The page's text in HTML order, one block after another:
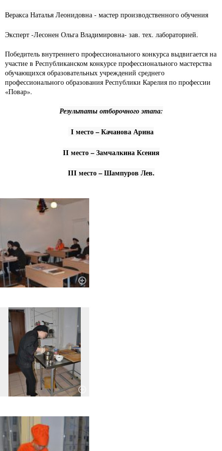
Веракса Наталья Леонидовна - мастер производственного обучения
Эксперт -Лесонен Ольга Владимировна- зав. тех. лабораторией.
Победитель внутреннего профессионального конкурса выдвигается на
участие в Республиканском конкурсе профессионального мастерства
обучающихся образовательных учреждений среднего
профессионального образования Республики Карелия по профессии
«Повар».
Результаты отборочного этапа:
I место – Качанова Арина
II место – Замчалкина Ксения
III место – Шампуров Лев.